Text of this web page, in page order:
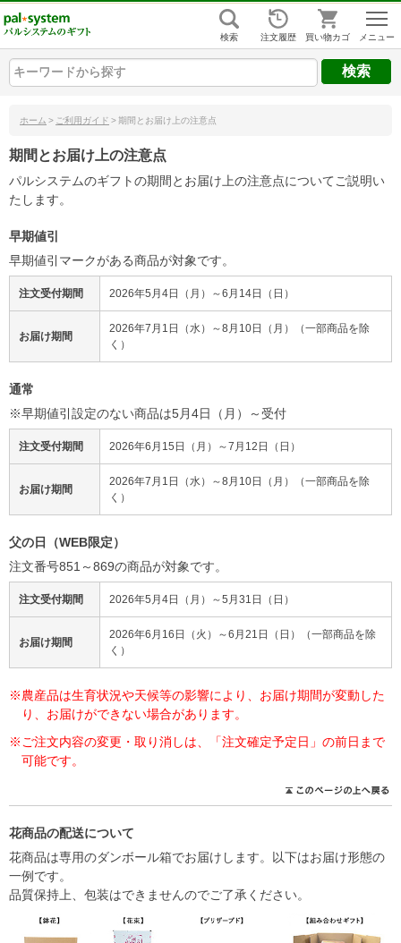
検索 注文履歴 買い物カゴ
組合員ログイン はじめての方
ヘルプ
ご利用ガイド
よくあるご質問（ギフトに関する情報）
ヘルプ・お問い合わせ
キーワードから探す
キーワードから探す
キーワードから探す
ホーム > ご利用ガイド >期間とお届け上の注意点
期間とお届け上の注意点
パルシステムのギフトの期間とお届け上の注意点についてご説明い
たします。
早期値引
早期値引マークがある商品が対象です。
注文受付期間 2026年5月4日（月）～6月14日（日）
お届け期間
2026年7月1日（水）～8月10日（月）（一部商品を除
く）
通常
※早期値引設定のない商品は5月4日（月）～受付
注文受付期間 2026年6月15日（月）～7月12日（日）
お届け期間
2026年7月1日（水）～8月10日（月）（一部商品を除
く）
父の日（WEB限定）
注文番号851～869の商品が対象です。
注文受付期間 2026年5月4日（月）～5月31日（日）
お届け期間
2026年6月16日（火）～6月21日（日）（一部商品を除
く）
※農産品は生育状況や天候等の影響により、お届け期間が変動した
り、お届けができない場合があります。
※ご注文内容の変更・取り消しは、「注文確定予定日」の前日まで
可能です。
花商品の配送について
花商品は専用のダンボール箱でお届けします。以下はお届け形態の
一例です。
品質保持上、包装はできませんのでご了承ください。